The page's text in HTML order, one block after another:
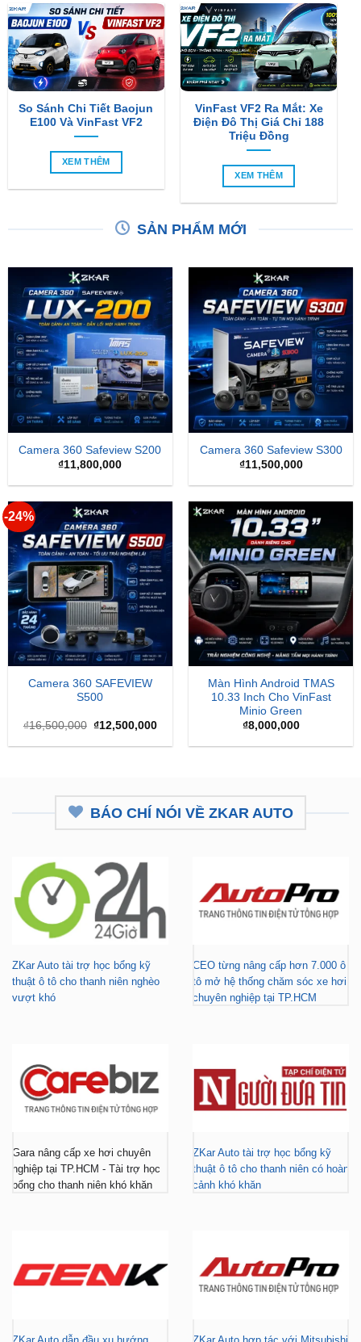
So Sánh Chi Tiết Baojun
E100 Và VinFast VF2
XEM THÊM
VinFast VF2 Ra Mắt: Xe
Điện Đô Thị Giá Chỉ 188
Triệu Đồng
XEM THÊM
SẢN PHẨM MỚI
Camera 360 Safeview S200
₫11,800,000
Camera 360 Safeview S300
₫11,500,000
-24%
Camera 360 SAFEVIEW
S500
₫16,500,000 Giá
là:
₫12,500,000Giá
tại
Màn Hình Android TMAS
10.33 Inch Cho VinFast
Minio Green
₫8,000,000
BÁO CHÍ NÓI VỀ ZKAR AUTO
ZKar Auto tài trợ học bổng kỹ
thuật ô tô cho thanh niên nghèo
vượt khó
CEO từng nâng cấp hơn 7.000 ô
tô mở hệ thống chăm sóc xe hơi
chuyên nghiệp tại TP.HCM
Gara nâng cấp xe hơi chuyên
nghiệp tại TP.HCM - Tài trợ học
bổng cho thanh niên khó khăn
ZKar Auto tài trợ học bổng kỹ
thuật ô tô cho thanh niên có hoàn
cảnh khó khăn